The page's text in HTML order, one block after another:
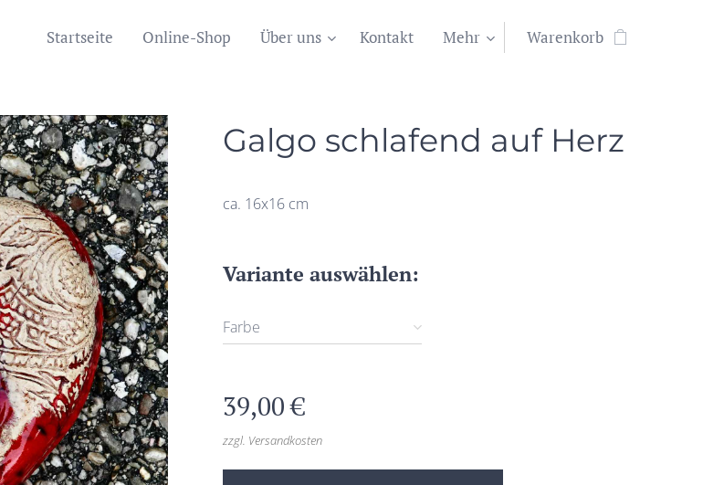
Startseite Online-Shop Über uns Kontakt Mehr Warenkorb
Galgo schlafend auf Herz
ca. 16x16 cm
Variante auswählen:
Farbe
39,00€
zzgl. Versandkosten